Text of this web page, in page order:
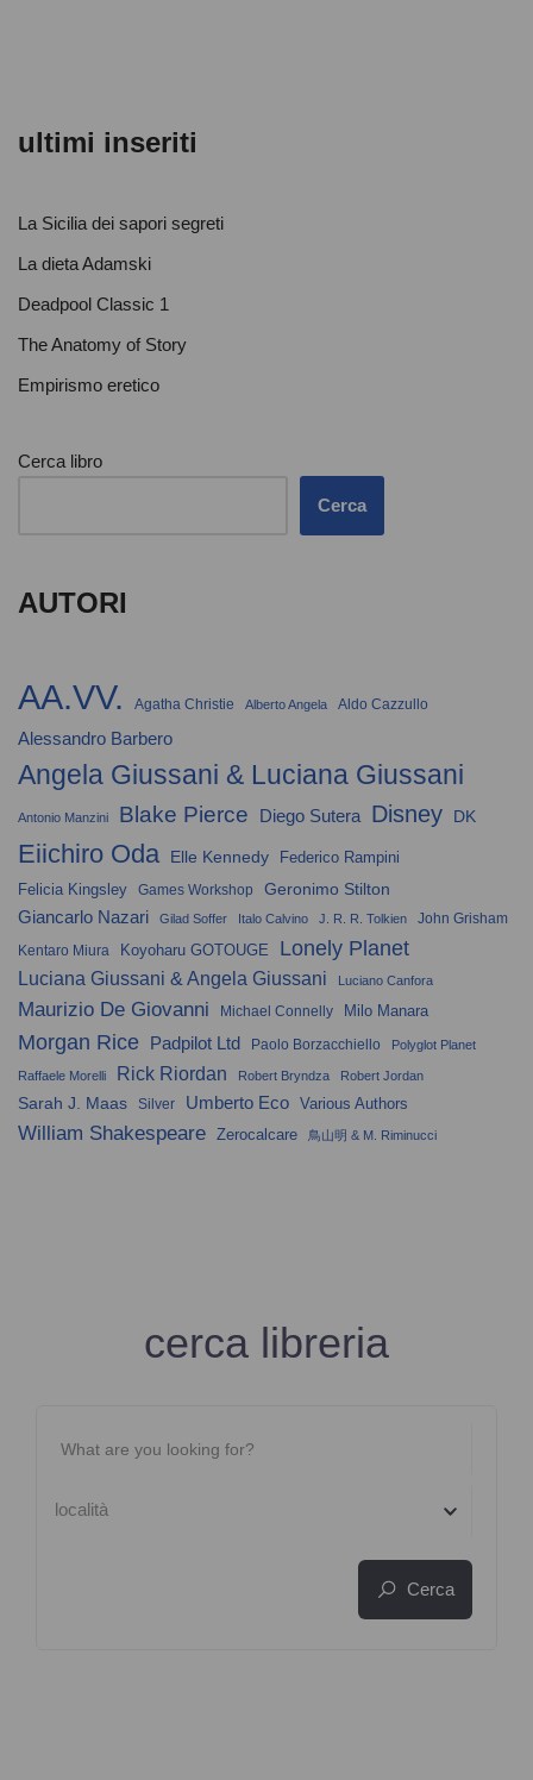
ultimi inseriti
La Sicilia dei sapori segreti
La dieta Adamski
Deadpool Classic 1
The Anatomy of Story
Empirismo eretico
Cerca libro
Cerca
AUTORI
AA.VV. Agatha Christie Alberto Angela Aldo Cazzullo
Alessandro Barbero
Angela Giussani & Luciana Giussani
Antonio Manzini Blake Pierce Diego Sutera Disney DK
Eiichiro Oda Elle Kennedy Federico Rampini
Felicia Kingsley Games Workshop
Geronimo Stilton
Giancarlo Nazari
Gilad Soffer Italo Calvino J. R. R. Tolkien
John Grisham
Kentaro Miura
Koyoharu GOTOUGE Lonely Planet
Luciana Giussani & Angela Giussani Luciano Canfora
Maurizio De Giovanni Michael Connelly Milo Manara
Morgan Rice Padpilot Ltd Paolo Borzacchiello Polyglot Planet
Raffaele Morelli Rick Riordan Robert Bryndza Robert Jordan
Sarah J. Maas Silver Umberto Eco Various Authors
William Shakespeare Zerocalcare 鳥山明 & M. Riminucci
cerca libreria
località
Cerca